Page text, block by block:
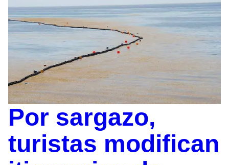
Por sargazo,
turistas modifican